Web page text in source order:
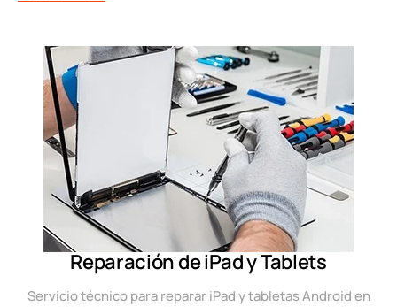
Reparación de iPad y Tablets
Servicio técnico para reparar iPad y tabletas Android en